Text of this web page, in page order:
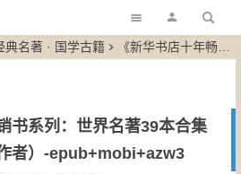
典名著 · 国学古籍 《新华书店十年畅销书系列：世界名著39本合集（下册）》多人（作者）-epub+mobi+azw3
书系列：世界名著39本合集
者）-epub+mobi+azw3